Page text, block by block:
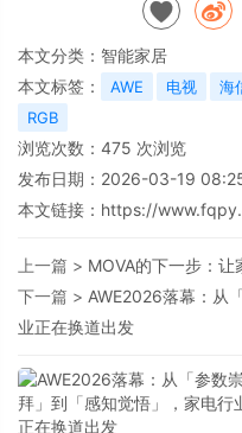
本文分类： 智能家居
本文标签：
AWE 电视 海
RGB
浏览次数： 475 次浏览
发布日期：2026-03-19
本文链接： https://
上一篇 > MOVA的下一步：
下一篇 > AWE2026落幕：从
业正在换道出发